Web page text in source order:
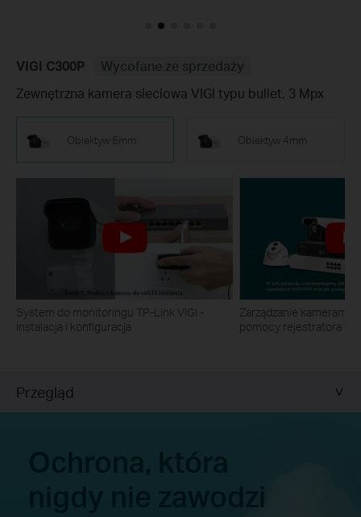
VIGI C300P
Wycofane ze sprzedaży
Zewnętrzna kamera sieciowa VIGI typu bullet, 3 Mpx
Obiektyw 6mm Obiektyw 4mm
System do monitoringu TP-Link VIGI -
instalacja i konfiguracja
Zarządzanie kamerami
pomocy rejestratora
Przegląd